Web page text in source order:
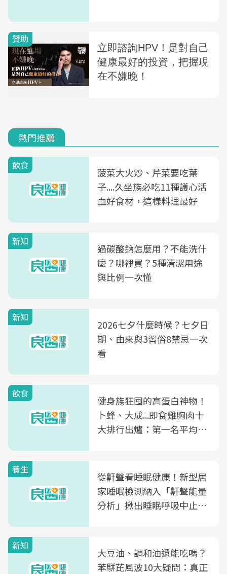
熱門推薦
飲食
菠菜大火炒、芹菜要吃葉
子....久坐族必吃11種護心活
血好食材，這樣料理最好
新知
過碳酸鈉怎麼用？不能洗什
麼？哪裡買？5種清潔用途
與比例一次懂
新知
2026七夕什麼時候？七夕日
期、由來與3習俗8禁忌一次
看
飲食
健身族狂囤的高蛋白神物！
卜蜂、大成...即食雞胸肉十
大排行出爐：第一名平均一
養生
從鼾聲看睡眠健康！新型居
家睡眠檢測納入「鼾聲能量
分析」揪出睡眠呼吸中止症
新知
大豆油、調和油還能吃嗎？
苯駢芘風波10大疑問：真正